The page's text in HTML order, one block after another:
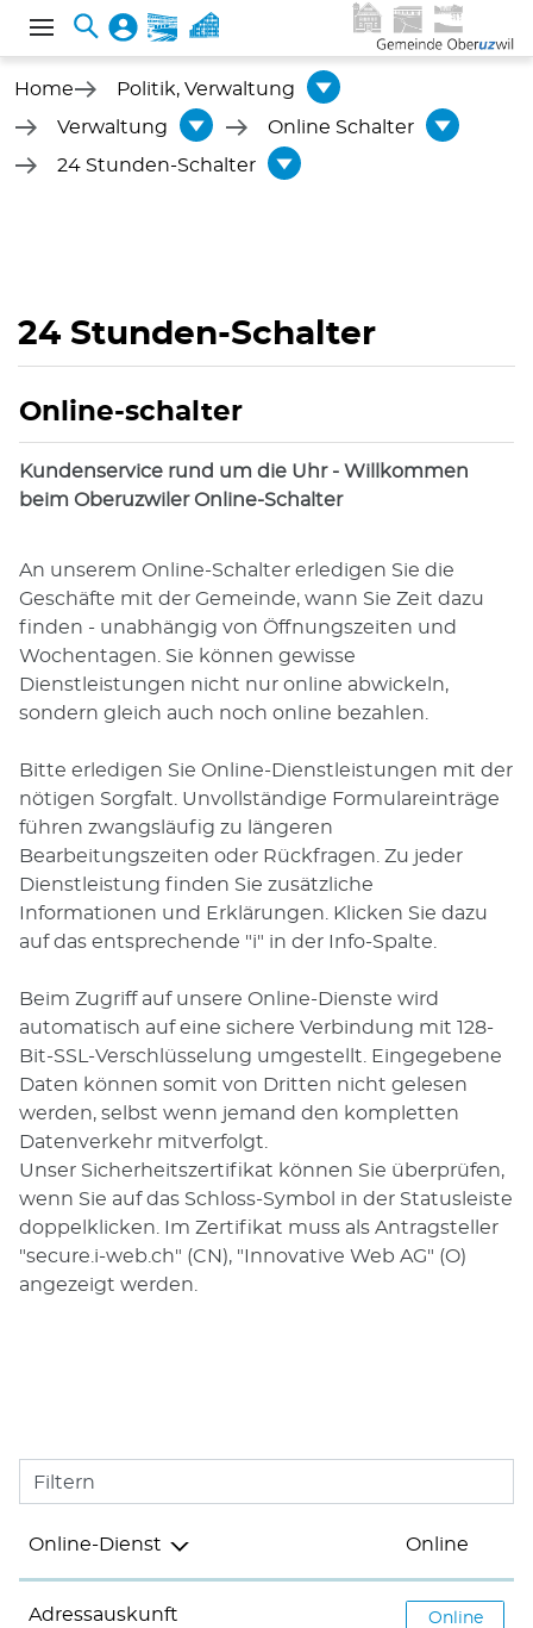
Home
Politik, Verwaltung
Verwaltung
Online Schalter
24 Stunden-Schalter
24 Stunden-Schalter
Online-schalter
Kundenservice rund um die Uhr - Willkommen
beim Oberuzwiler Online-Schalter
An unserem Online-Schalter erledigen Sie die
Geschäfte mit der Gemeinde, wann Sie Zeit dazu
finden - unabhängig von Öffnungszeiten und
Wochentagen. Sie können gewisse
Dienstleistungen nicht nur online abwickeln,
sondern gleich auch noch online bezahlen.
Bitte erledigen Sie Online-Dienstleistungen mit der
nötigen Sorgfalt. Unvollständige Formulareinträge
führen zwangsläufig zu längeren
Bearbeitungszeiten oder Rückfragen. Zu jeder
Dienstleistung finden Sie zusätzliche
Informationen und Erklärungen. Klicken Sie dazu
auf das entsprechende "i" in der Info-Spalte.
Beim Zugriff auf unsere Online-Dienste wird
automatisch auf eine sichere Verbindung mit 128-
Bit-SSL-Verschlüsselung umgestellt. Eingegebene
Daten können somit von Dritten nicht gelesen
werden, selbst wenn jemand den kompletten
Datenverkehr mitverfolgt.
Unser Sicherheitszertifikat können Sie überprüfen,
wenn Sie auf das Schloss-Symbol in der Statusleiste
doppelklicken. Im Zertifikat muss als Antragsteller
"secure.i-web.ch" (CN), "Innovative Web AG" (O)
angezeigt werden.
Filtern
Online-Dienst Online
Adressauskunft
Online